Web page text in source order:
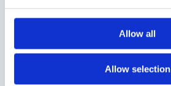
Allow all
Allow selection
Marek Kubačák: „From Frustration